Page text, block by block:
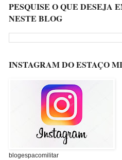
PESQUISE O QUE DESEJA
NESTE BLOG
INSTAGRAM DO ESTAÇO
blogespacomilitar